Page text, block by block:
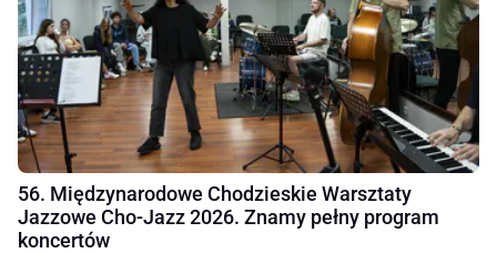
56. Międzynarodowe Chodzieskie Warsztaty
Jazzowe Cho-Jazz 2026. Znamy pełny program
koncertów